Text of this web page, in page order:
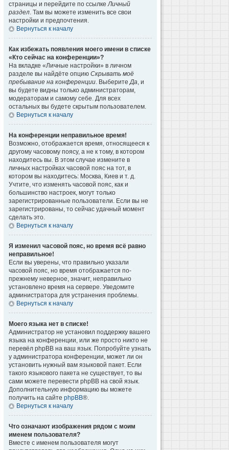
страницы и перейдите по ссылкеЛичный
раздел. Там вы можете изменить все свои
настройки и предпочтения.
Вернуться к началу
Как избежать появления моего имени в списке
«Кто сейчас на конференции»?
На вкладке «Личные настройки» в личном
разделе вы найдёте опцию Скрывать моё
пребывание на конференции. ВыберитеДа, и
вы будете видны только администраторам,
модераторам и самому себе. Для всех
остальных вы будете скрытым пользователем.
Вернуться к началу
На конференции неправильное время!
Возможно, отображается время, относящееся к
другому часовому поясу, а не к тому, в котором
находитесь вы. В этом случае измените в
личных настройках часовой пояс на тот, в
котором вы находитесь: Москва, Киев и т. д.
Учтите, что изменять часовой пояс, как и
большинство настроек, могут только
зарегистрированные пользователи. Если вы не
зарегистрированы, то сейчас удачный момент
сделать это.
Вернуться к началу
Я изменил часовой пояс, но время всё равно
неправильное!
Если вы уверены, что правильно указали
часовой пояс, но время отображается по-
прежнему неверное, значит, неправильно
установлено время на сервере. Уведомите
администратора для устранения проблемы.
Вернуться к началу
Моего языка нет в списке!
Администратор не установил поддержку вашего
языка на конференции, или же просто никто не
перевёл phpBB на ваш язык. Попробуйте узнать
у администратора конференции, может ли он
установить нужный вам языковой пакет. Если
такого языкового пакета не существует, то вы
сами можете перевести phpBB на свой язык.
Дополнительную информацию вы можете
получить на сайте phpBB®.
Вернуться к началу
Что означают изображения рядом с моим
именем пользователя?
Вместе с именем пользователя могут